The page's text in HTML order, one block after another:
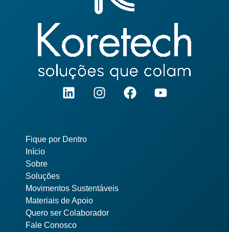
Fique por Dentro
Início
Sobre
Soluções
Movimentos Sustentáveis
Materiais de Apoio
Quero ser Colaborador
Fale Conosco